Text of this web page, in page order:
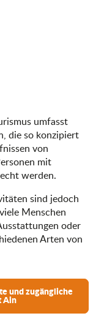
umfasst
die so konzipiert
von
mit
werden.
sind jedoch
Menschen
oder
Arten von
und zugängliche
Ain